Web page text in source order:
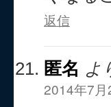
返信
匿名 よ
2014年7